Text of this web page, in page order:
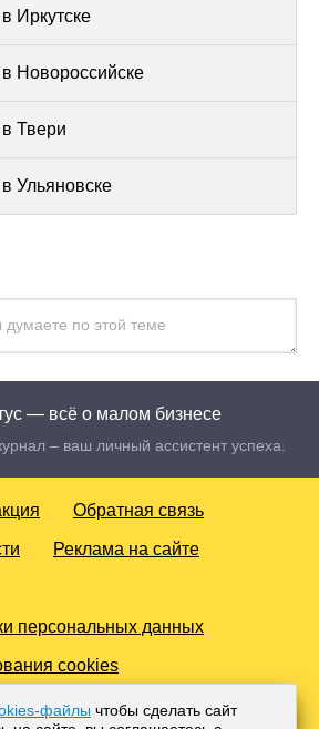
Иркутске
Новороссийске
Твери
Ульяновске
— всё о малом бизнесе
– ваш личный ассистент успеха.
Обратная связь
Реклама на сайте
персональных данных
cookies
защищены. Для лиц старше 18 лет.
и тиражирование в сети
файлы чтобы сделать сайт